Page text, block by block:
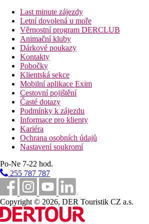
VISA, EC/MC.
Web
http://www.villabiancaresort.it/
Internet
Zdarma:WiFi v lobby a v baru.
Poznámka
Oficiální třída: ***+
Vzdálenosti
Vzdálenost k pláži
4 km
Centrum města
100 m
Nákupy
Last minute zájezdy
Letní dovolená u moře
Věrnostní program DERCLUB
Animační kluby
Dárkové poukazy
Kontakty
Pobočky
Klientská sekce
Mobilní aplikace Exim
Cestovní pojištění
Časté dotazy
Podmínky k zájezdu
Informace pro klienty
Kariéra
Ochrana osobních údajů
Nastavení soukromí
Po-Ne 7-22 hod.
255 787 787
Copyright © 2026, DER Touristik CZ a.s.